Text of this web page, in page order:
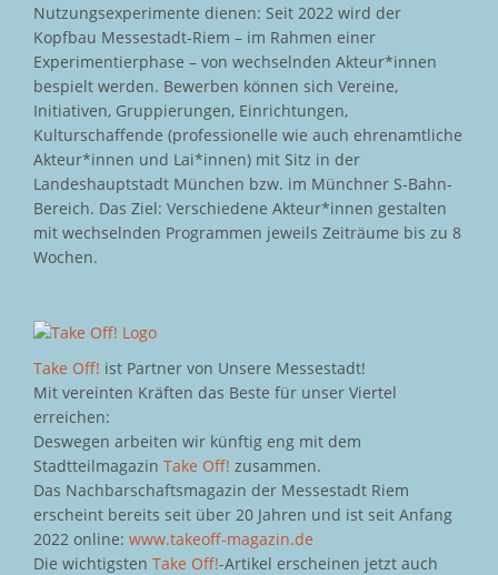
Nutzungsexperimente dienen: Seit 2022 wird der
Kopfbau Messestadt-Riem – im Rahmen einer
Experimentierphase – von wechselnden Akteur*innen
bespielt werden. Bewerben können sich Vereine,
Initiativen, Gruppierungen, Einrichtungen,
Kulturschaffende (professionelle wie auch ehrenamtliche
Akteur*innen und Lai*innen) mit Sitz in der
Landeshauptstadt München bzw. im Münchner S-Bahn-
Bereich. Das Ziel: Verschiedene Akteur*innen gestalten
mit wechselnden Programmen jeweils Zeiträume bis zu 8
Wochen.
Take Off! ist Partner von Unsere Messestadt!
Mit vereinten Kräften das Beste für unser Viertel
erreichen:
Deswegen arbeiten wir künftig eng mit dem
Stadtteilmagazin Take Off! zusammen.
Das Nachbarschaftsmagazin der Messestadt Riem
erscheint bereits seit über 20 Jahren und ist seit Anfang
2022 online: www.takeoff-magazin.de
Die wichtigsten Take Off!-Artikel erscheinen jetzt auch